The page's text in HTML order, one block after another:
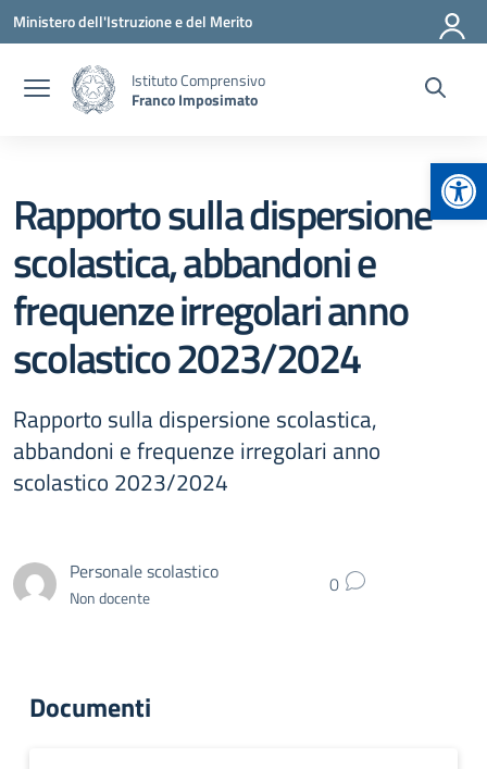
Vai ai contenuti
Vai al menu di navigazione
Vai al footer
Ministero dell'Istruzione e del Merito
Istituto Comprensivo
Franco Imposimato
Rapporto sulla dispersione
scolastica, abbandoni e
frequenze irregolari anno
scolastico 2023/2024
Rapporto sulla dispersione scolastica,
abbandoni e frequenze irregolari anno
scolastico 2023/2024
Personale scolastico
Non docente 0
Documenti